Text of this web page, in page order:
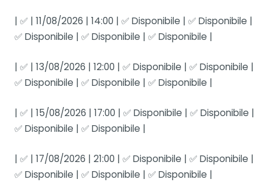
| ✅ | 11/08/2026 | 14:00 | ✅ Disponibile | ✅ Disponibile |
✅ Disponibile | ✅ Disponibile | ✅ Disponibile |
| ✅ | 13/08/2026 | 12:00 | ✅ Disponibile | ✅ Disponibile |
✅ Disponibile | ✅ Disponibile | ✅ Disponibile |
| ✅ | 15/08/2026 | 17:00 | ✅ Disponibile | ✅ Disponibile |
✅ Disponibile | ✅ Disponibile |
| ✅ | 17/08/2026 | 21:00 | ✅ Disponibile | ✅ Disponibile |
✅ Disponibile | ✅ Disponibile | ✅ Disponibile |